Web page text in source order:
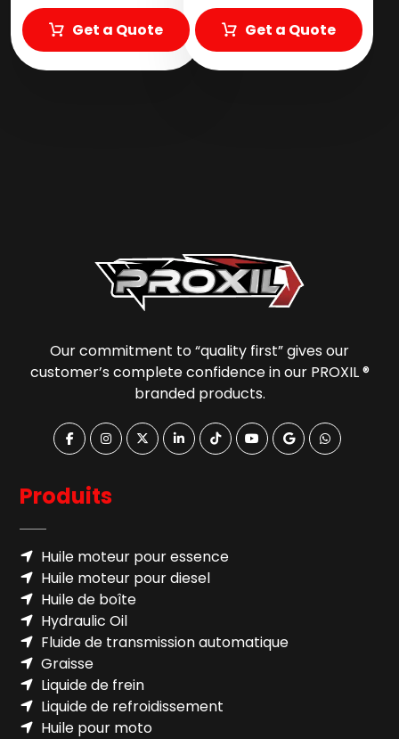
Get a Quote Get a Quote
Our commitment to “quality first” gives our
customer’s complete confidence in our PROXIL ®
branded products.
Produits
Huile moteur pour essence
Huile moteur pour diesel
Huile de boîte
Hydraulic Oil
Fluide de transmission automatique
Graisse
Liquide de frein
Liquide de refroidissement
Huile pour moto